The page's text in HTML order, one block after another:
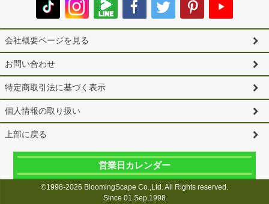
会社概要ページを見る
お問い合わせ
特定商取引法に基づく表示
個人情報の取り扱い
上部に戻る
営業日カレンダー
©1998-2026 BloomingScape Co.,Ltd. All Rights reserved.
Since 01 Sep,1998